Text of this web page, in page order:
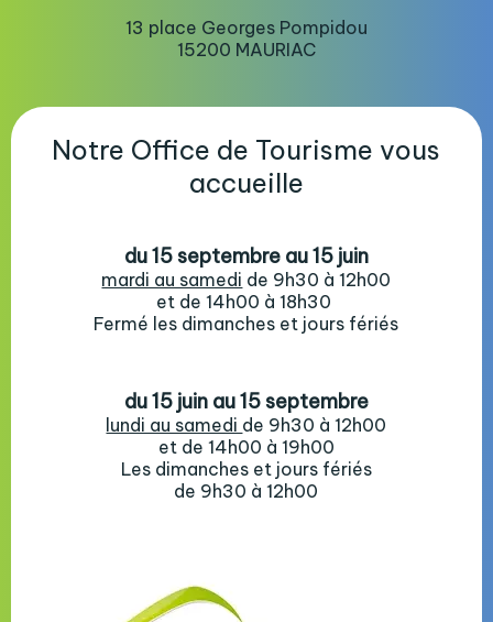
13 place Georges Pompidou
15200 MAURIAC
Notre Office de Tourisme vous
accueille
du 15 septembre au 15 juin
mardi au samedi de 9h30 à 12h00
et de 14h00 à 18h30
Fermé les dimanches et jours fériés
du 15 juin au 15 septembre
lundi au samedi de 9h30 à 12h00
et de 14h00 à 19h00
Les dimanches et jours fériés
de 9h30 à 12h00